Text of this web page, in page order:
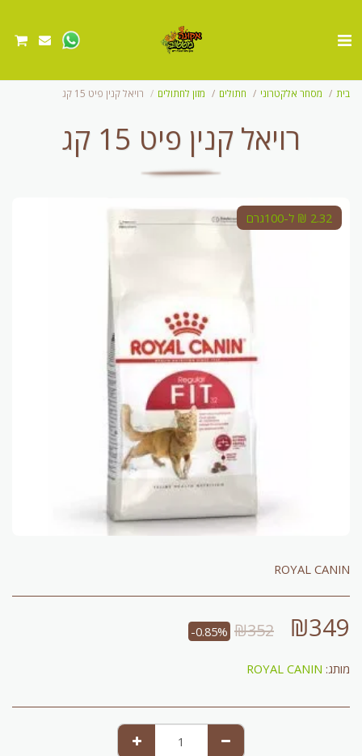
בית מסחר אלקטרוני חתולים מזון לחתולים רויאל קנין פיט 15 קג
רויאל קנין פיט 15 קג
2.32 ₪ ל-100גרם
ROYAL CANIN
₪349
₪352
-0.85%
מותג: ROYAL CANIN